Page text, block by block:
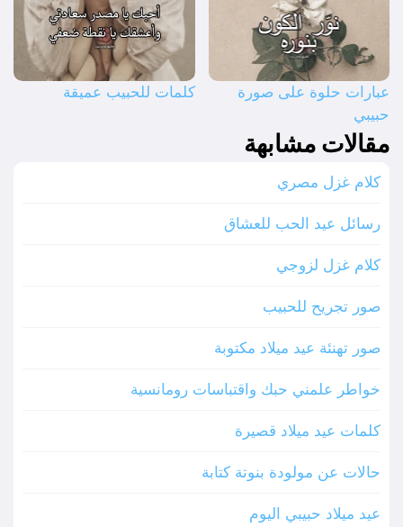
عبارات حلوة على صورة
حبيبي
كلمات للحبيب عميقة
مقالات مشابهة
كلام غزل مصري
رسائل عيد الحب للعشاق
كلام غزل لزوجي
صور تجريح للحبيب
صور تهنئة عيد ميلاد مكتوبة
خواطر علمني حبك واقتباسات رومانسية
كلمات عيد ميلاد قصيرة
حالات عن مولودة بنوتة كتابة
عيد ميلاد حبيبي اليوم